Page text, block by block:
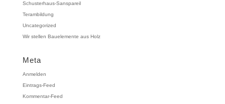
Schusterhaus-Sanspareil
Terambildung
Uncategorized
Wir stellen Bauelemente aus Holz
Meta
Anmelden
Eintrags-Feed
Kommentar-Feed